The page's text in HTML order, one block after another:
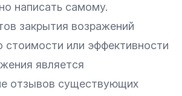
написать самому.
закрытия возражений
стоимости или эффективности
является
отзывов существующих